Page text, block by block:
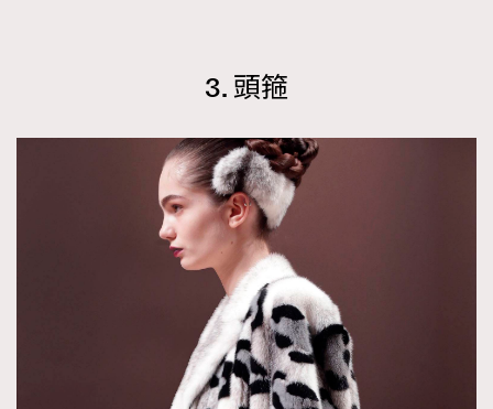
3. 頭箍